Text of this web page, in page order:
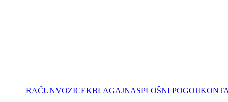
RAČUNVOZICEKBLAGAJNASPLOŠNI POGOJI